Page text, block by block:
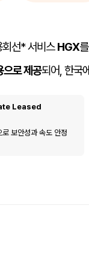
회선*서비스HGX
으로 제공되어, 한국
Leased
보안성과 속도 안정